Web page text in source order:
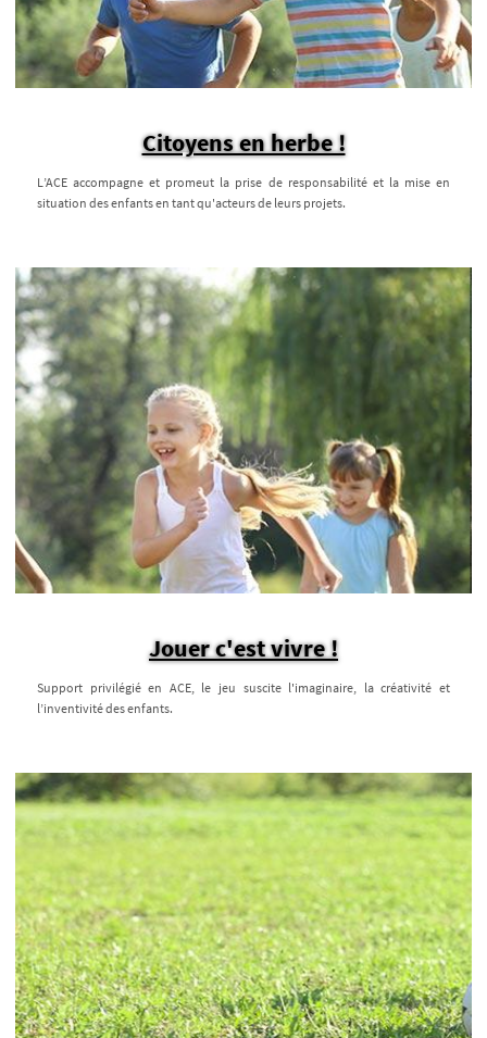
Citoyens en herbe !
L’ACE accompagne et promeut la prise de responsabilité et la mise en
situation des enfants en tant qu'acteurs de leurs projets.
Jouer c'est vivre !
Support privilégié en ACE, le jeu suscite l'imaginaire, la créativité et
l’inventivité des enfants.